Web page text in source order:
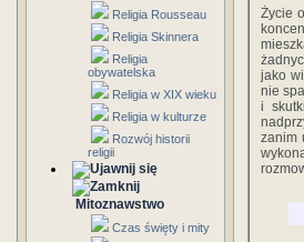
Religia Rousseau
Religia Skinnera
Religia
obywatelska
Religia w XIX wieku
Religia w kulturze
Rozwój historii
religii
Mitoznawstwo
Czas święty i mity
Życie
jako
nie
i
zanim